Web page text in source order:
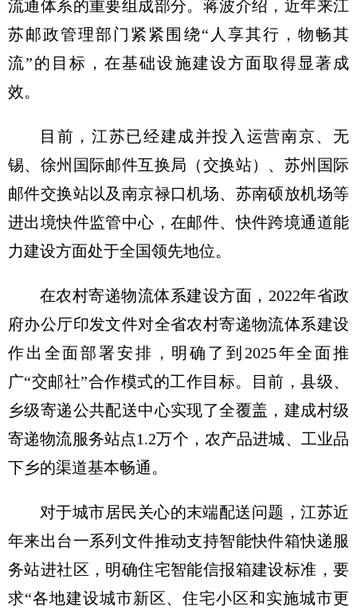
流通体系的重要组成部分。蒋波介绍，近年来江
苏邮政管理部门紧紧围绕“人享其行，物畅其
流”的目标，在基础设施建设方面取得显著成
效。
目前，江苏已经建成并投入运营南京、无
锡、徐州国际邮件互换局（交换站）、苏州国际
邮件交换站以及南京禄口机场、苏南硕放机场等
进出境快件监管中心，在邮件、快件跨境通道能
力建设方面处于全国领先地位。
在农村寄递物流体系建设方面，2022年省政
府办公厅印发文件对全省农村寄递物流体系建设
作出全面部署安排，明确了到2025年全面推
广“交邮社”合作模式的工作目标。目前，县级、
乡级寄递公共配送中心实现了全覆盖，建成村级
寄递物流服务站点1.2万个，农产品进城、工业品
下乡的渠道基本畅通。
对于城市居民关心的末端配送问题，江苏近
年来出台一系列文件推动支持智能快件箱快递服
务站进社区，明确住宅智能信报箱建设标准，要
求“各地建设城市新区、住宅小区和实施城市更